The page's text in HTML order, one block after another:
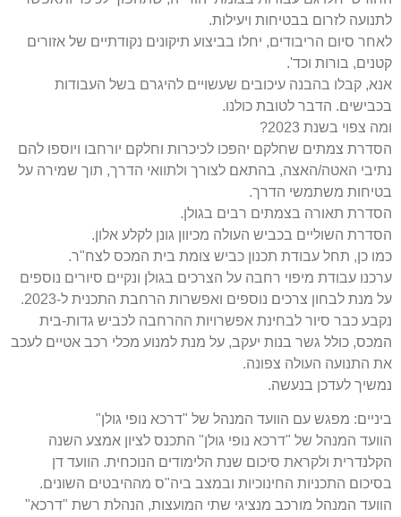
לתנועה לזרום בבטיחות ויעילות.
לאחר סיום הריבודים, יחלו בביצוע תיקונים נקודתיים של אזורים
קטנים, בורות וכד'.
אנא, קבלו בהבנה עיכובים שעשויים להיגרם בשל העבודות
בכבישים. הדבר לטובת כולנו.
ומה צפוי בשנת 2023?
הסדרת צמתים שחלקם יהפכו לכיכרות וחלקם יורחבו ויוספו להם
נתיבי האטה/האצה, בהתאם לצורך ולתוואי הדרך, תוך שמירה על
בטיחות משתמשי הדרך.
הסדרת תאורה בצמתים רבים בגולן.
הסדרת השוליים בכביש העולה מכיוון גונן לקלע אלון.
כמו כן, תחל עבודת תכנון כביש צומת בית המכס לצח"ר.
ערכנו עבודת מיפוי רחבה על הצרכים בגולן ונקיים סיורים נוספים
על מנת לבחון צרכים נוספים ואפשרות הרחבת התכנית ל-2023.
נקבע כבר סיור לבחינת אפשרויות ההרחבה לכביש גדות-בית
המכס, כולל גשר בנות יעקב, על מנת למנוע מכלי רכב אטיים לעכב
את התנועה העולה צפונה.
נמשיך לעדכן בנעשה.
ביניים: מפגש עם הוועד המנהל של "דרכא נופי גולן"
הוועד המנהל של "דרכא נופי גולן" התכנס לציון אמצע השנה
הקלנדרית ולקראת סיכום שנת הלימודים הנוכחית. הוועד דן
בסיכום התכניות החינוכיות ובמצב ביה"ס מההיבטים השונים.
הוועד המנהל מורכב מנציגי שתי המועצות, הנהלת רשת "דרכא"